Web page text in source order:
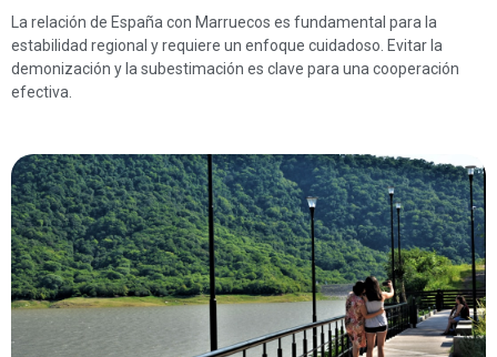
La relación de España con Marruecos es fundamental para la
estabilidad regional y requiere un enfoque cuidadoso. Evitar la
demonización y la subestimación es clave para una cooperación
efectiva.